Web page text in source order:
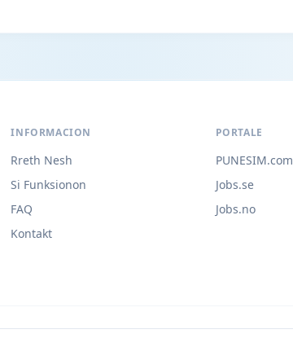
INFORMACION
Rreth Nesh
Si Funksionon
FAQ
Kontakt
PORTALE
PUNESIM.com
Jobs.se
Jobs.no